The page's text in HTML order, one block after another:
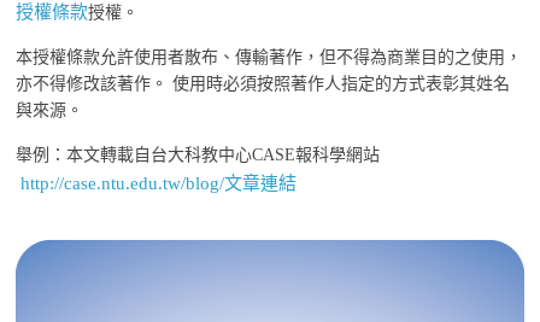
授權條款授權。
本授權條款允許使用者散布、傳輸著作，但不得為商業目的之使用，
亦不得修改該著作。 使用時必須按照著作人指定的方式表彰其姓名
與來源。
舉例：本文轉載自台大科教中心CASE報科學網站
http://case.ntu.edu.tw/blog/文章連結